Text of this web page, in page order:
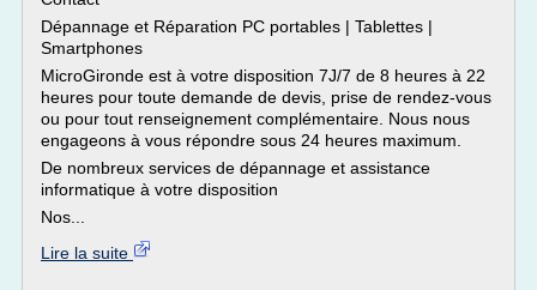
Dépannage et Réparation PC portables | Tablettes |
Smartphones
MicroGironde est à votre disposition 7J/7 de 8 heures à 22
heures pour toute demande de devis, prise de rendez-vous
ou pour tout renseignement complémentaire. Nous nous
engageons à vous répondre sous 24 heures maximum.
De nombreux services de dépannage et assistance
informatique à votre disposition
Nos...
Lire la suite